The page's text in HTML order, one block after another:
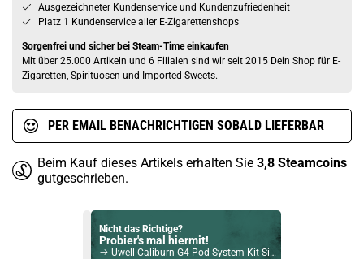
Ausgezeichneter Kundenservice und Kundenzufriedenheit
Platz 1 Kundenservice aller E-Zigarettenshops
Sorgenfrei und sicher bei Steam-Time einkaufen
Mit über 25.000 Artikeln und 6 Filialen sind wir seit 2015 Dein Shop für E-
Zigaretten, Spirituosen und Imported Sweets.
PER EMAIL BENACHRICHTIGEN SOBALD LIEFERBAR
Beim Kauf dieses Artikels erhalten Sie 3,8 Steamcoins
gutgeschrieben.
Nicht das Richtige?
Probier's mal hiermit!
Uwell Caliburn G4 Pod System Kit Silber